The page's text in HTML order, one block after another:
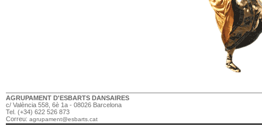
AGRUPAMENT D'ESBARTS DANSAIRES
c/ València 558, 6è 1a - 08026 Barcelona
Tel. (+34) 622 526 873
Correu: agrupament@esbarts.cat